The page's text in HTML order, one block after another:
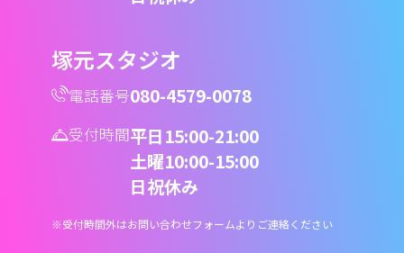
塚元スタジオ
電話番号080-4579-0078
受付時間平日15:00-21:00
土曜10:00-15:00
日祝休み
※受付時間外はお問い合わせフォームよりご連絡ください